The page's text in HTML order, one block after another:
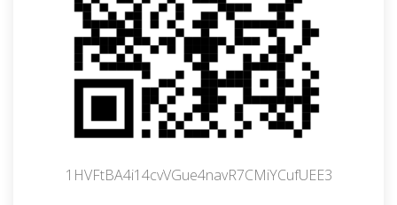
1HVFtBA4i14cvVGue4navR7CMiYCufUEE3